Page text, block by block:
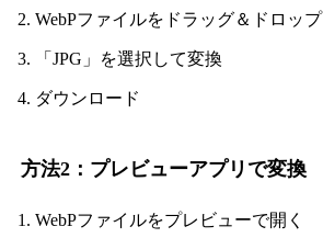
WebPファイルをドラッグ＆ドロップ
「JPG」を選択して変換
ダウンロード
方法2：プレビューアプリで変換
WebPファイルをプレビューで開く